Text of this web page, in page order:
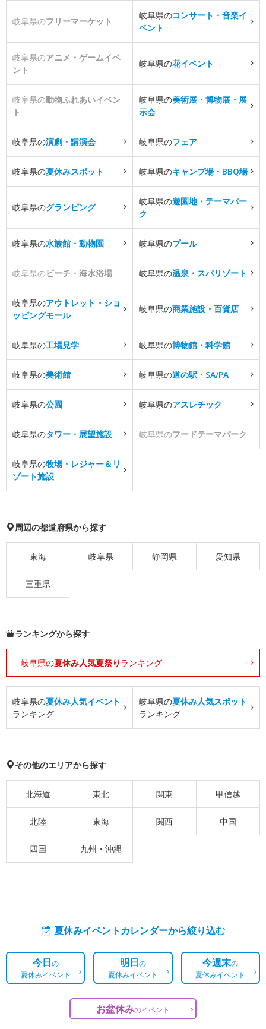
岐阜県のフリーマーケット
岐阜県のコンサート・音楽イ
ベント
岐阜県のアニメ・ゲームイベ
ント
岐阜県の花イベント
岐阜県の動物ふれあいイベン
ト
岐阜県の美術展・博物展・展
示会
岐阜県の演劇・講演会 岐阜県のフェア
岐阜県の夏休みスポット 岐阜県のキャンプ場・BBQ場
岐阜県のグランピング
岐阜県の遊園地・テーマパー
ク
岐阜県の水族館・動物園 岐阜県のプール
岐阜県のビーチ・海水浴場 岐阜県の温泉・スパリゾート
岐阜県のアウトレット・ショ
ッピングモール
岐阜県の商業施設・百貨店
岐阜県の工場見学 岐阜県の博物館・科学館
岐阜県の美術館 岐阜県の道の駅・SA/PA
岐阜県の公園 岐阜県のアスレチック
岐阜県のタワー・展望施設 岐阜県のフードテーマパーク
岐阜県の牧場・レジャー＆リ
ゾート施設
周辺の都道府県から探す
東海 岐阜県 静岡県 愛知県
三重県
ランキングから探す
岐阜県の夏休み人気夏祭り ランキング
岐阜県の夏休み人気イベント
ランキング
岐阜県の夏休み人気スポット
ランキング
その他のエリアから探す
北海道 東北 関東 甲信越
北陸 東海 関西 中国
四国 九州・沖縄
夏休みイベントカレンダーから絞り込む
今日の
夏休みイベント
明日の
夏休みイベント
今週末の
夏休みイベント
お盆休みのイベント